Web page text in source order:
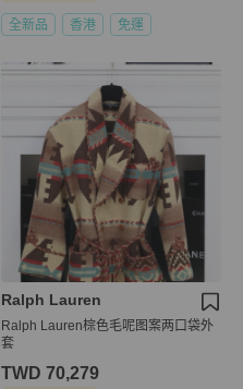
全新品 香港 免運
Ralph Lauren
Ralph Lauren棕色毛呢图案两口袋外
套
TWD 70,279